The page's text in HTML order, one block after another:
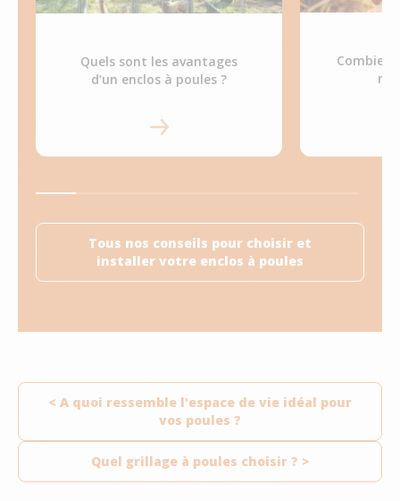
Quels sont les avantages
d’un enclos à poules ?
Combien
Tous nos conseils pour choisir et
installer votre enclos à poules
< A quoi ressemble l'espace de vie idéal pour
vos poules ?
Quel grillage à poules choisir ? >